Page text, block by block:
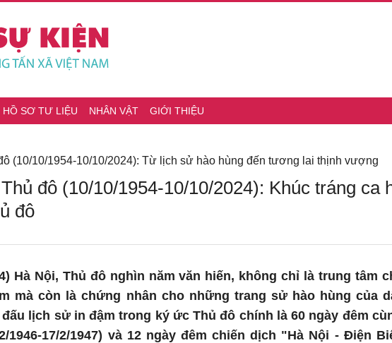
HỒ SƠ TƯ LIỆU NHÂN VẬT GIỚI THIỆU
(10/10/1954-10/10/2024): Từ lịch sử hào hùng đến tương lai thịnh vượng
đô (10/10/1954-10/10/2024): Khúc tráng ca
đô
Hà Nội, Thủ đô nghìn năm văn hiến, không chỉ là trung tâm
mà còn là chứng nhân cho những trang sử hào hùng của
lịch sử in đậm trong ký ức Thủ đô chính là 60 ngày đêm
1946-17/2/1947) và 12 ngày đêm chiến dịch "Hà Nội - Điện